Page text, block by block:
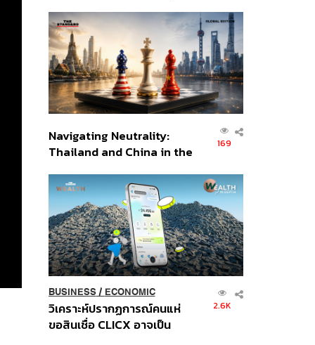
ส่วนยุทธศาสตร์ไทย –
อินโดนีเซีย
Navigating Neutrality:
Thailand and China in the
Order
169
BUSINESS/ ECONOMIC
วิเคราะห์ปรากฏการณ์คนแห่
ขอสินเชื่อ CLICX อาจเป็น
2.6K